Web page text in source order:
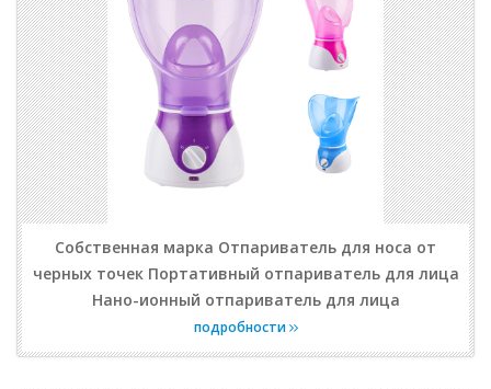
Собственная марка Отпариватель для носа от
черных точек Портативный отпариватель для лица
Нано-ионный отпариватель для лица
подробности